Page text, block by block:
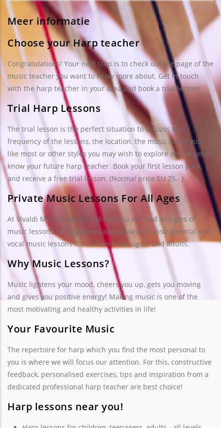
Meer informatie
Choose your Harp teacher
Congratulations! Your next step is to check out the page of the
music teacher you want to know more about. Get in touch
with the harp teacher in your area and book a trial lesson!
Trial Harp Lessons
The trial lesson is the perfect situation to discuss the
frequency of the lessons, the location, the music styles you
like most or other styles you may wish to explore and to get to
know your future harp teacher. Book your first lesson pack,
and receive a free trial lesson. (Normal price EU 25,- )
Private Music Lessons For All Ages
At Vivaldi Music Lessons website you will find all types of
music lessons for beginners and advanced. Instrumental and
vocal music lessons for children, teenagers and adults.
Why Music Lessons?
Music lightens your mood, cheers you up, gets you moving
and gives you positive energy! Making music is one of the
most motivating and healthy activities in life!
Your Favourite Music
The repertoire for harp which you find the most personal to
you is where we will focus our attention. For this, constructive
feedback, personalised exercises, tips and inspiration from a
dedicated professional harp teacher are best choice!
Harp lessons near you!